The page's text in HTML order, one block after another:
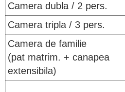
Camera dubla / 2 pers.
Camera tripla / 3 pers.
Camera de familie
(pat matrim. + canapea
extensibila)